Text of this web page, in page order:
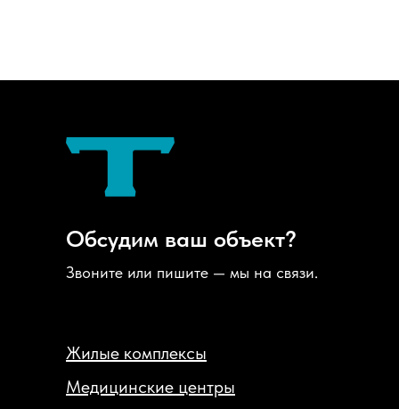
Обсудим ваш объект?
Звоните или пишите — мы на связи.
Медицинские центры
Жилые комплексы